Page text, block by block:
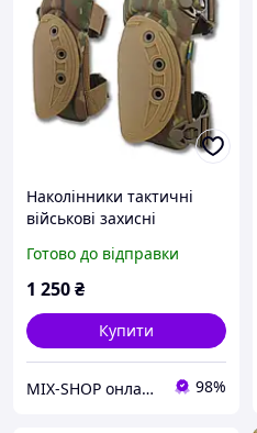
Наколінники тактичні
військові захисні
каучук Kiborg USA
Готово до відправки
1 250₴
Купити
MIX-SHOP онлайн магазин 98%